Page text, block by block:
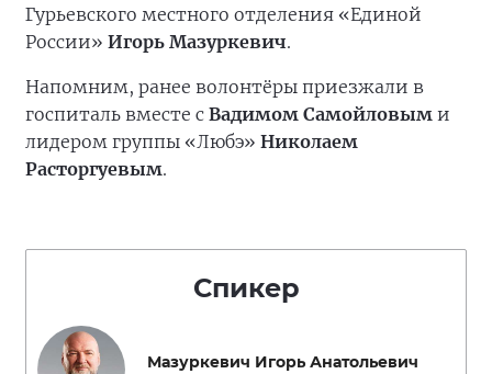
Гурьевского местного отделения «Единой
России» Игорь Мазуркевич.
Напомним, ранее волонтёры приезжали в
госпиталь вместе с Вадимом Самойловым и
лидером группы «Любэ» Николаем
Расторгуевым.
Спикер
Мазуркевич Игорь Анатольевич